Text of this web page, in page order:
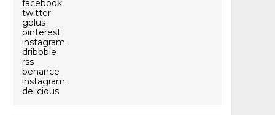
facebook
twitter
gplus
pinterest
instagram
dribbble
rss
behance
instagram
delicious